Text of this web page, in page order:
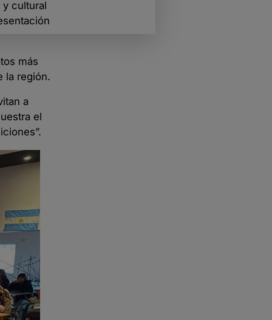
cultural
más
la región.
a
el